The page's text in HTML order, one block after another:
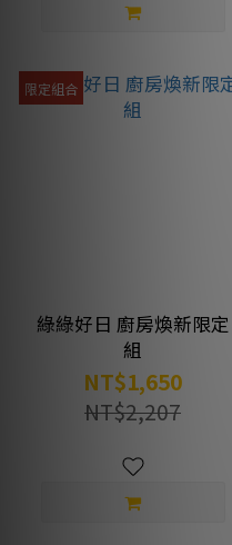
限定組合
綠綠好日 廚房煥新限定
組
NT$1,650
NT$2,207